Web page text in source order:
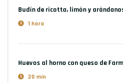
Budín de ricotta, limón y
1 hora
Huevos al horno con queso de
20 min